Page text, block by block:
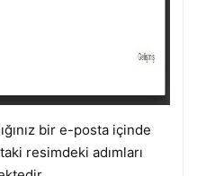
bir e-posta içinde
resimdeki adımları